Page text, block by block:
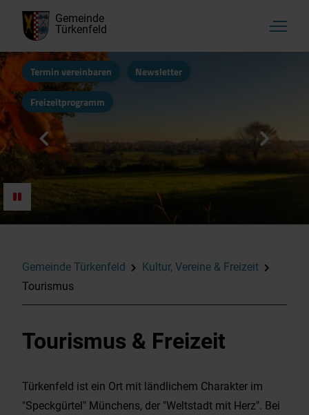
Gemeinde
Türkenfeld
Termin vereinbaren Newsletter
Freizeitprogramm
Aktuelles, Startseite
Rathaus & Bürgerservice
Familie & Soziales
Wirtschaft & Gewerbe
EnergieMonitor
Gemeinde Türkenfeld
Kultur, Vereine & Freizeit
Tourismus
Tourismus & Freizeit
Türkenfeld ist ein Ort mit ländlichem Charakter im
"Speckgürtel" Münchens, der "Weltstadt mit Herz". Bei